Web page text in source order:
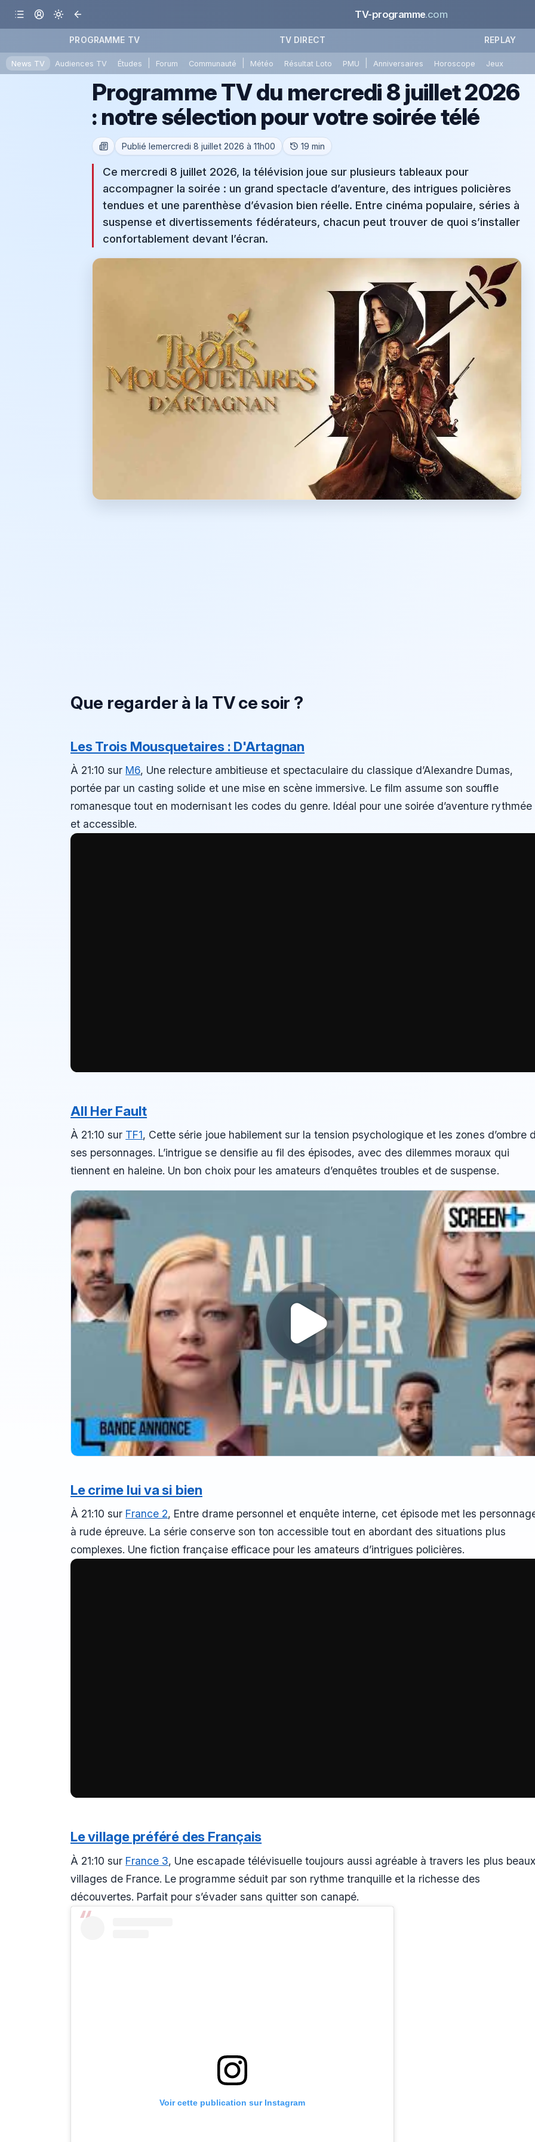
TV-programme.com
PROGRAMME TV TV DIRECT REPLAY
News TV Audiences TV Études Forum Communauté Météo Résultat Loto PMU Anniversaires Horoscope Jeux
Programme TV du mercredi 8 juillet 2026
: notre sélection pour votre soirée télé
Publié lemercredi 8 juillet 2026 à 11h00 19 min
Ce mercredi 8 juillet 2026, la télévision joue sur plusieurs tableaux pour
accompagner la soirée : un grand spectacle d’aventure, des intrigues policières
tendues et une parenthèse d’évasion bien réelle. Entre cinéma populaire, séries à
suspense et divertissements fédérateurs, chacun peut trouver de quoi s’installer
confortablement devant l’écran.
Que regarder à la TV ce soir ?
Les Trois Mousquetaires : D'Artagnan
À 21:10 sur M6, Une relecture ambitieuse et spectaculaire du classique d’Alexandre Dumas,
portée par un casting solide et une mise en scène immersive. Le film assume son souffle
romanesque tout en modernisant les codes du genre. Idéal pour une soirée d’aventure rythmée
et accessible.
All Her Fault
À 21:10 sur TF1, Cette série joue habilement sur la tension psychologique et les zones d’ombre
ses personnages. L’intrigue se densifie au fil des épisodes, avec des dilemmes moraux qui
tiennent en haleine. Un bon choix pour les amateurs d’enquêtes troubles et de suspense.
Le crime lui va si bien
À 21:10 sur France 2, Entre drame personnel et enquête interne, cet épisode met les
à rude épreuve. La série conserve son ton accessible tout en abordant des situations plus
complexes. Une fiction française efficace pour les amateurs d’intrigues policières.
Le village préféré des Français
À 21:10 sur France 3, Une escapade télévisuelle toujours aussi agréable à travers les plus beaux
villages de France. Le programme séduit par son rythme tranquille et la richesse des
découvertes. Parfait pour s’évader sans quitter son canapé.
Voir cette publication sur Instagram